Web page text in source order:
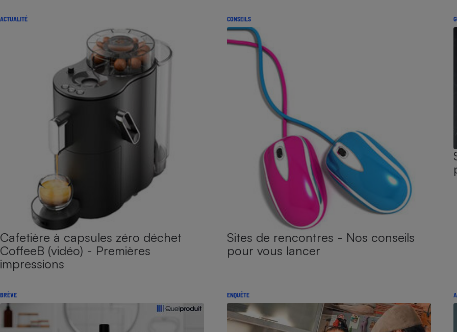
ACTUALITÉ
Cafetière à capsules zéro déchet
CoffeeB (vidéo) - Premières
impressions
CONSEILS
Sites de rencontres - Nos conseils
pour vous lancer
BRÈVE ENQUÊTE